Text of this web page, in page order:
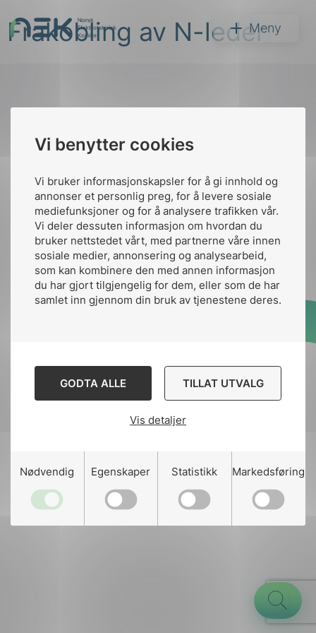
Vi benytter cookies
Vi bruker informasjonskapsler for å gi innhold og
annonser et personlig preg, for å levere sosiale
mediefunksjoner og for å analysere trafikken vår.
Vi deler dessuten informasjon om hvordan du
bruker nettstedet vårt, med partnerne våre innen
sosiale medier, annonsering og analysearbeid,
som kan kombinere den med annen informasjon
du har gjort tilgjengelig for dem, eller som de har
samlet inn gjennom din bruk av tjenestene deres.
GODTA ALLE TILLAT UTVALG
Vis detaljer
Nødvendig Egenskaper Statistikk Markedsføring
til
innhold
NEK Meny
Søk
Frakobling av N-leder
Kontakt oss
Ansatte
nek@nek.no
Kontakt
Bruk av Cookies